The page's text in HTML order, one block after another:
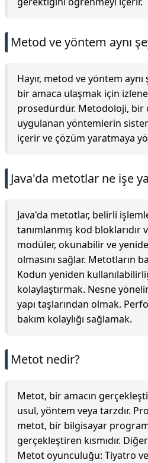
Metod ve yöntem aynı
Hayır, metod ve yöntem
bir amaca ulaşmak için
prosedürdür. Metodoloji, bir
uygulanan yöntemlerin
içerir ve çözüm yaratmaya
Java'da metotlar ne işe
Java'da metotlar, belirli
tanımlanmış kod bloklarıdır
modüler, okunabilir ve
olmasını sağlar. Metotların
Kodun yeniden
kolaylaştırmak. Nesne
yapı taşlarından olmak.
bakım kolaylığı sağlamak.
Metot nedir?
Metot, bir amacın
usul, yöntem veya tarzdır.
metot, bir bilgisayar
gerçekleştiren kısmıdır.
Metot oyunculuğu: Tiyatro